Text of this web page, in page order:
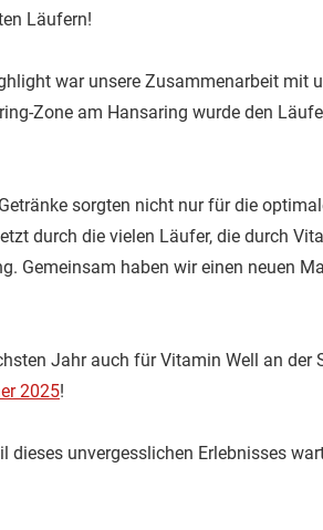
Läufern!
war unsere Zusammenarbeit mit
Zone am Hansaring wurde den
sorgten nicht nur für die
durch die vielen Läufer, die durch
Gemeinsam haben wir einen neuen
Jahr auch für Vitamin Well an der
2025!
dieses unvergesslichen Erlebnisses